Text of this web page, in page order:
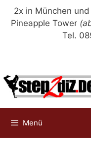
Zum
Inhalt
2x in München
Pineapple Tower
Tel.
Menü